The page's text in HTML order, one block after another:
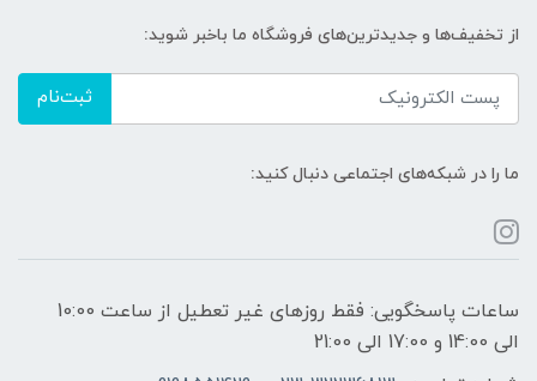
از تخفیف‌ها و جدیدترین‌های فروشگاه ما باخبر شوید:
ثبت‌نام
ما را در شبکه‌های اجتماعی دنبال کنید:
ساعات پاسخگویی: فقط روزهای غیر تعطیل از ساعت 10:00
الی 14:00 و 17:00 الی 21:00